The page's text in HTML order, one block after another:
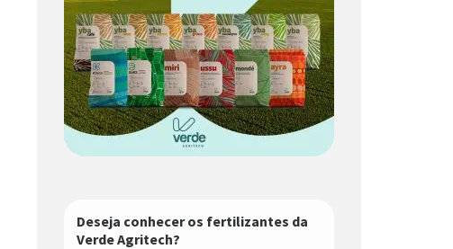
Deseja conhecer os fertilizantes da
Verde Agritech?